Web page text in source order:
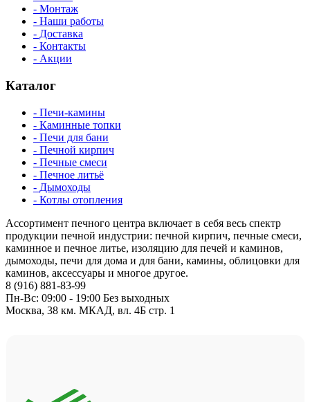
- Монтаж
- Наши работы
- Доставка
- Контакты
- Акции
Каталог
- Печи-камины
- Каминные топки
- Печи для бани
- Печной кирпич
- Печные смеси
- Печное литьё
- Дымоходы
- Котлы отопления
Ассортимент печного центра включает в себя весь спектр
продукции печной индустрии: печной кирпич, печные смеси,
каминное и печное литье, изоляцию для печей и каминов,
дымоходы, печи для дома и для бани, камины, облицовки для
каминов, аксессуары и многое другое.
8 (916) 881-83-99
Пн-Вс: 09:00 - 19:00 Без выходных
Москва, 38 км. МКАД, вл. 4Б стр. 1